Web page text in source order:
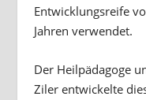
Entwicklungsreife
Jahren verwendet.
Der Heilpädagoge
Ziler entwickelte